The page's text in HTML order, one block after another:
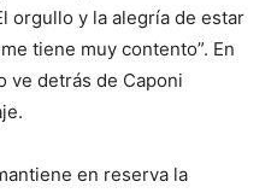
orgullo y la alegría de estar
tiene muy contento”. En
ve detrás de Caponi
en reserva la